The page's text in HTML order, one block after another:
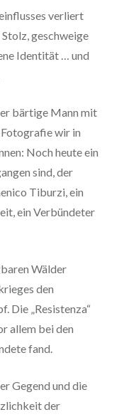
verliert
geschweige
Identität … und
bärtige Mann mit
wir in
Noch heute ein
sind, der
Tiburzi, ein
ein Verbündeter
Wälder
den
Die „Resistenza“
allem bei den
fand.
Gegend und die
der